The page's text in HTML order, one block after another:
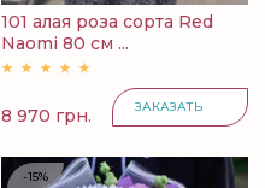
101 алая роза сорта Red
Naomi 80 см ...
8 970 грн. ЗАКАЗАТЬ
-15%